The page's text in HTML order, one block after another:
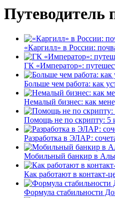
Путеводитель
«Каргилл» в России:
ГК «Император»:
Больше чем работа: как
Немалый бизнес: как
Помощь не по скрипту: 5
Разработка в ЭЛАР:
Мобильный банкир в
Как работают в контакт-
Формула стабильности